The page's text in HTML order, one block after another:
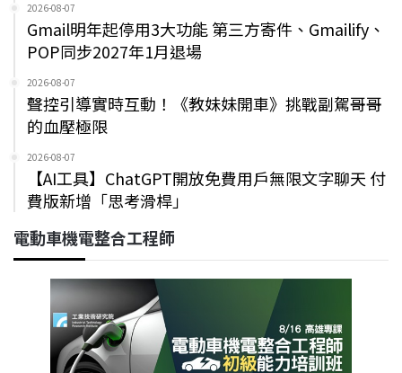
2026-08-07
Gmail明年起停用3大功能 第三方寄件、Gmailify、
POP同步2027年1月退場
2026-08-07
聲控引導實時互動！《教妹妹開車》挑戰副駕哥哥
的血壓極限
2026-08-07
【AI工具】ChatGPT開放免費用戶無限文字聊天 付
費版新增「思考滑桿」
電動車機電整合工程師